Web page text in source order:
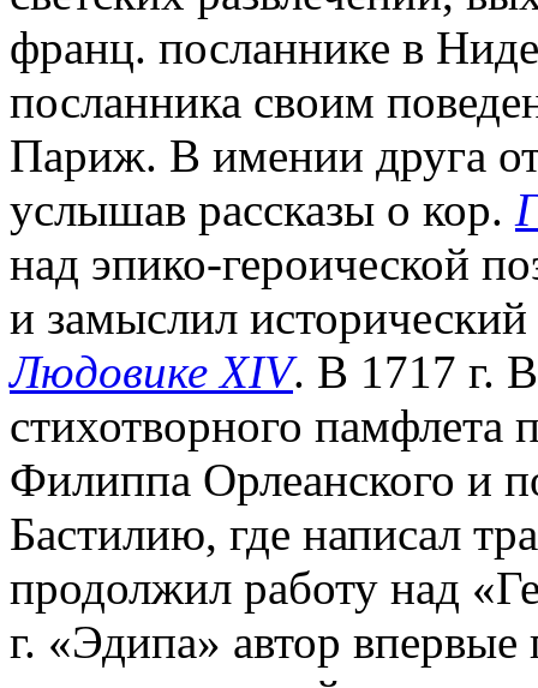
франц. посланнике в
посланника своим
Париж. В имении друга
услышав рассказы о кор.
над эпико-героической
и замыслил
Людовике XIV. В 1717 г.
стихотворного памфлета
Филиппа Орлеанского и
Бастилию, где написал
продолжил работу над
г. «Эдипа» автор